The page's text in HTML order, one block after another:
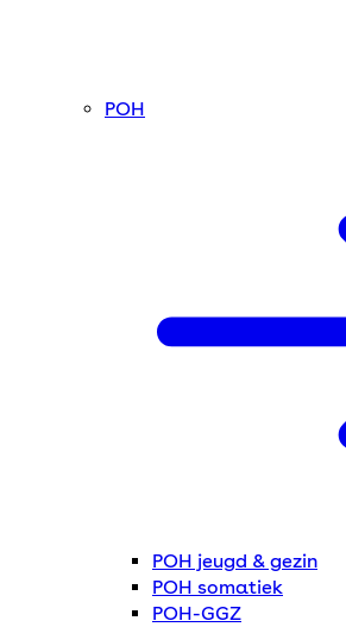
POH
POH jeugd & gezin
POH somatiek
POH-GGZ